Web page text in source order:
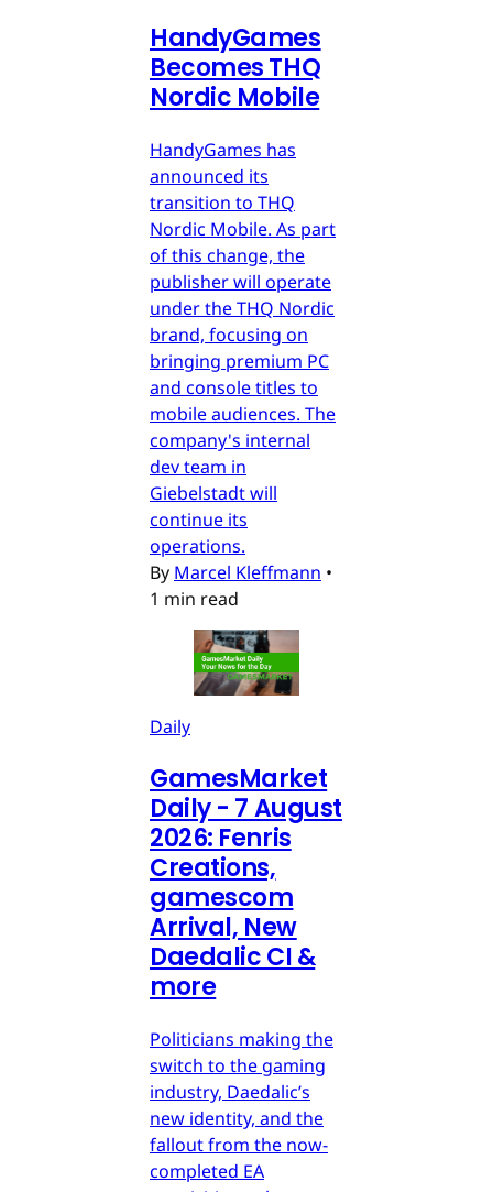
HandyGames
Becomes THQ
Nordic Mobile
HandyGames has
announced its
transition to THQ
Nordic Mobile. As part
of this change, the
publisher will operate
under the THQ Nordic
brand, focusing on
bringing premium PC
and console titles to
mobile audiences. The
company's internal
dev team in
Giebelstadt will
continue its
operations.
By Marcel Kleffmann •
1 min read
Daily
GamesMarket
Daily - 7 August
2026: Fenris
Creations,
gamescom
Arrival, New
Daedalic CI &
more
Politicians making the
switch to the gaming
industry, Daedalic’s
new identity, and the
fallout from the now-
completed EA